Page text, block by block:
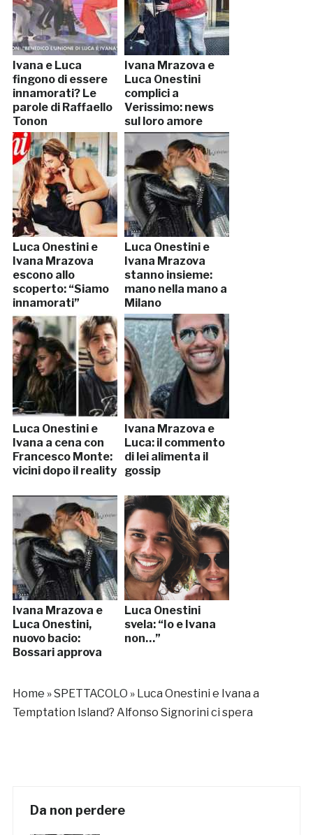
Ivana e Luca
fingono di essere
innamorati? Le
parole di Raffaello
Tonon
Ivana Mrazova e
Luca Onestini
complici a
Verissimo: news
sul loro amore
Luca Onestini e
Ivana Mrazova
escono allo
scoperto: “Siamo
innamorati”
Luca Onestini e
Ivana Mrazova
stanno insieme:
mano nella mano a
Milano
Luca Onestini e
Ivana a cena con
Francesco Monte:
vicini dopo il reality
Ivana Mrazova e
Luca: il commento
di lei alimenta il
gossip
Ivana Mrazova e
Luca Onestini,
nuovo bacio:
Bossari approva
Luca Onestini
svela: “Io e Ivana
non…”
Home »SPETTACOLO » Luca Onestini e Ivana a
Temptation Island? Alfonso Signorini ci spera
Da non perdere